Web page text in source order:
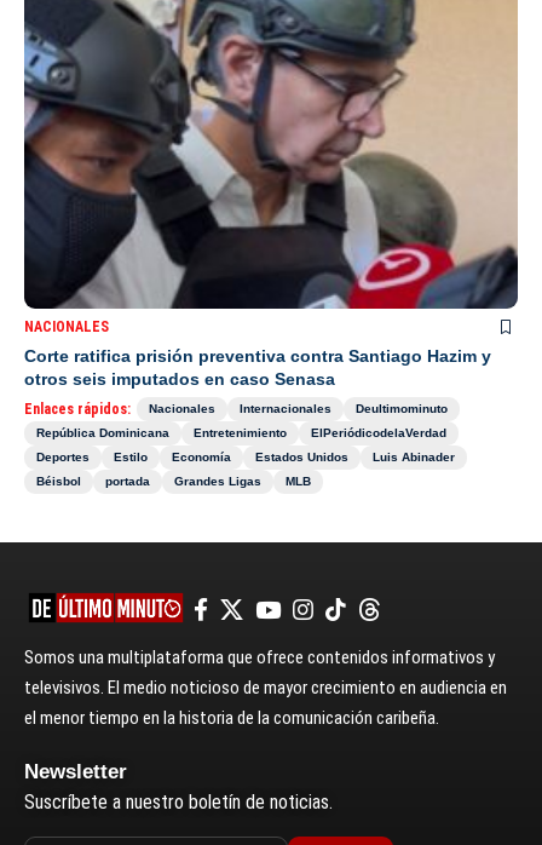
NACIONALES
Corte ratifica prisión preventiva contra Santiago Hazim y
otros seis imputados en caso Senasa
Enlaces rápidos: Nacionales Internacionales
Deultimominuto
República Dominicana
Entretenimiento
ElPeriódicodelaVerdad
Deportes
Estilo Economía Estados Unidos
Luis Abinader
Béisbol
portada Grandes Ligas MLB
Somos una multiplataforma que ofrece contenidos informativos y
televisivos. El medio noticioso de mayor crecimiento en audiencia en
el menor tiempo en la historia de la comunicación caribeña.
Newsletter
Suscríbete a nuestro boletín de noticias.